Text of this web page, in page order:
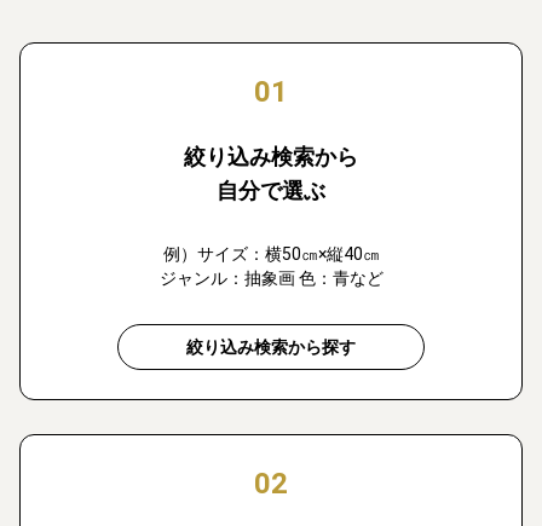
01
絞り込み検索から
自分で選ぶ
例）サイズ：横50㎝×縦40㎝
ジャンル：抽象画 色：青など
絞り込み検索から探す
02